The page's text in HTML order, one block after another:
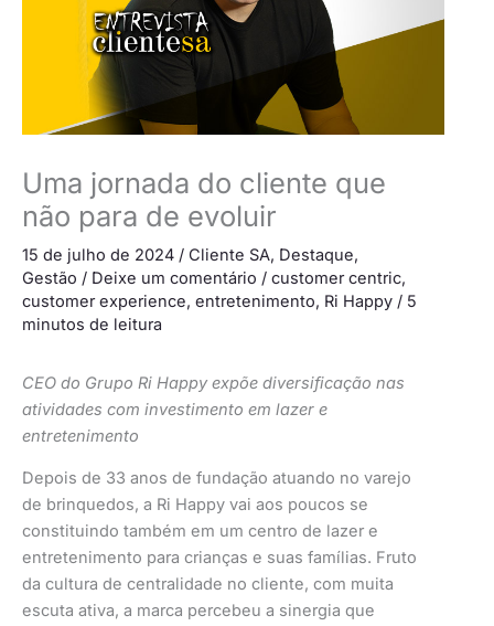
Uma jornada do cliente que
não para de evoluir
15 de julho de 2024 / Cliente SA, Destaque,
Gestão / Deixe um comentário / customer centric,
customer experience, entretenimento, Ri Happy / 5
minutos de leitura
CEO do Grupo Ri Happy expõe diversificação nas
atividades com investimento em lazer e
entretenimento
Depois de 33 anos de fundação atuando no varejo
de brinquedos, a Ri Happy vai aos poucos se
constituindo também em um centro de lazer e
entretenimento para crianças e suas famílias. Fruto
da cultura de centralidade no cliente, com muita
escuta ativa, a marca percebeu a sinergia que